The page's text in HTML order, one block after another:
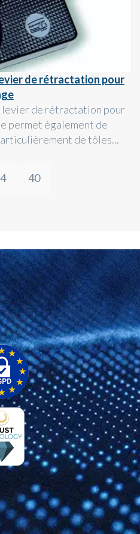
de rétractation pour
levier de rétractation pour
permet également de
de tôles...
40